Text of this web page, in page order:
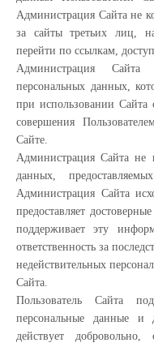
Администрация Сайта не
за сайты третьих лиц,
перейти по ссылкам,
Администрация Сайта
персональных данных,
при использовании Сайта
совершения
Сайте.
Администрация Сайта не
данных,
Администрация Сайта
предоставляет
поддерживает эту
ответственность за
недействительных
Сайта.
Пользователь Сайта
персональные данные и
действует